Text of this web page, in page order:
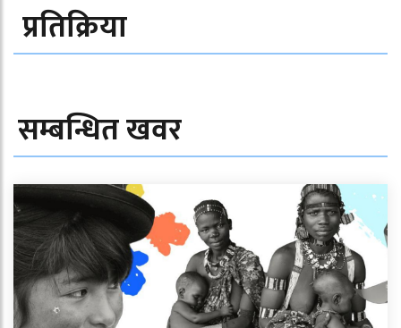
प्रतिक्रिया
सम्बन्धित खवर